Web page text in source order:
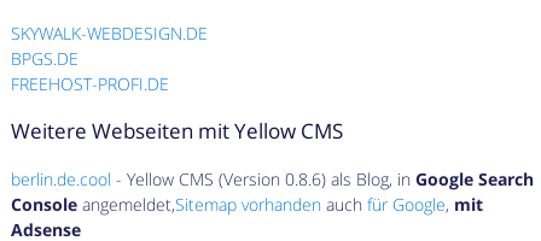
SKYWALK-WEBDESIGN.DE
BPGS.DE
FREEHOST-PROFI.DE
Weitere Webseiten mit Yellow CMS
berlin.de.cool - Yellow CMS (Version 0.8.6) als Blog, inGoogle Search
Console angemeldet,Sitemap vorhanden auchfür Google, mit
Adsense